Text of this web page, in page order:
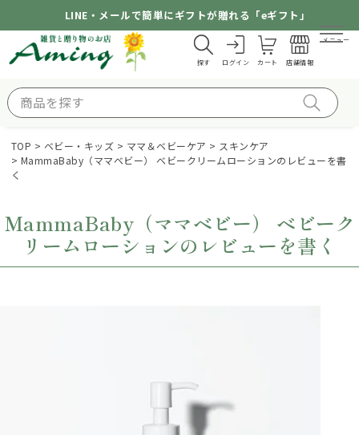
LINE・メールで簡単にギフトが贈れる「eギフト」
探す ログイン カート 店舗情報
メニュー
TOP ベビー・キッズ ママ＆ベビーケア
スキンケア
MammaBaby（ママベビー） ベビークリームローションのレビューを書
く
MammaBaby（ママベビー） ベビーク
リームローションのレビューを書く